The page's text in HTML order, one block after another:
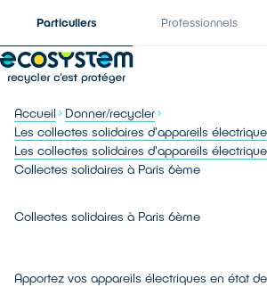
Particuliers Professionnels
Accueil
Donner/recycler
Les collectes solidaires d'appareils
Les collectes solidaires d'appareils
Collectes solidaires à Paris 6ème
Collectes solidaires à Paris 6ème
Apportez vos appareils électriques en état